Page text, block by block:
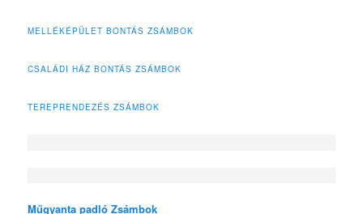
MELLÉKÉPÜLET BONTÁS ZSÁMBOK
CSALÁDI HÁZ BONTÁS ZSÁMBOK
TEREPRENDEZÉS ZSÁMBOK
Műgyanta padló Zsámbok